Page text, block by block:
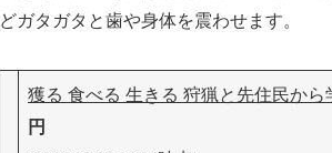
どガタガタと歯や身体を震わせます。
獲る 食べる 生きる 狩猟と先住民か
円